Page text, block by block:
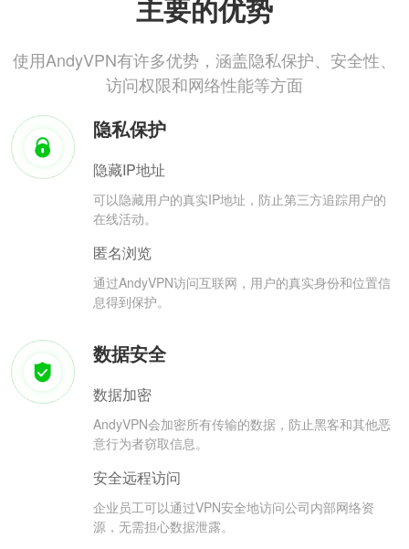
主要的优势
使用AndyVPN有许多优势，涵盖隐私保护、安全性、
访问权限和网络性能等方面
隐私保护
隐藏IP地址
可以隐藏用户的真实IP地址，防止第三方追踪用户的
在线活动。
匿名浏览
通过AndyVPN访问互联网，用户的真实身份和位置信
息得到保护。
数据安全
数据加密
AndyVPN会加密所有传输的数据，防止黑客和其他恶
意行为者窃取信息。
安全远程访问
企业员工可以通过VPN安全地访问公司内部网络资
源，无需担心数据泄露。